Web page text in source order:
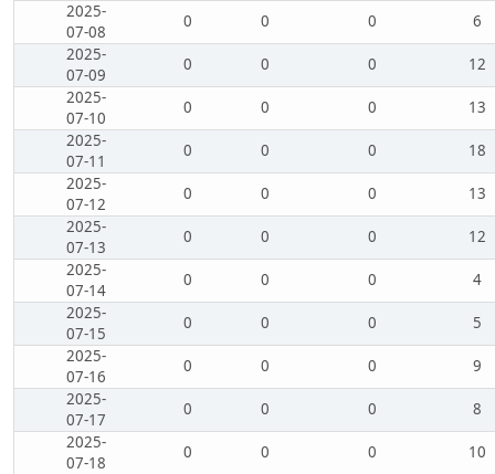
2025-
07-08
0 0 0
6
2025-
07-09
0 0 0
12
2025-
07-10
0 0 0
13
2025-
07-11
0 0 0
18
2025-
07-12
0 0 0
13
2025-
07-13
0 0 0
12
2025-
07-14
0 0 0
4
2025-
07-15
0 0 0
5
2025-
07-16
0 0 0
9
2025-
07-17
0 0 0
8
2025-
07-18
0 0 0
10